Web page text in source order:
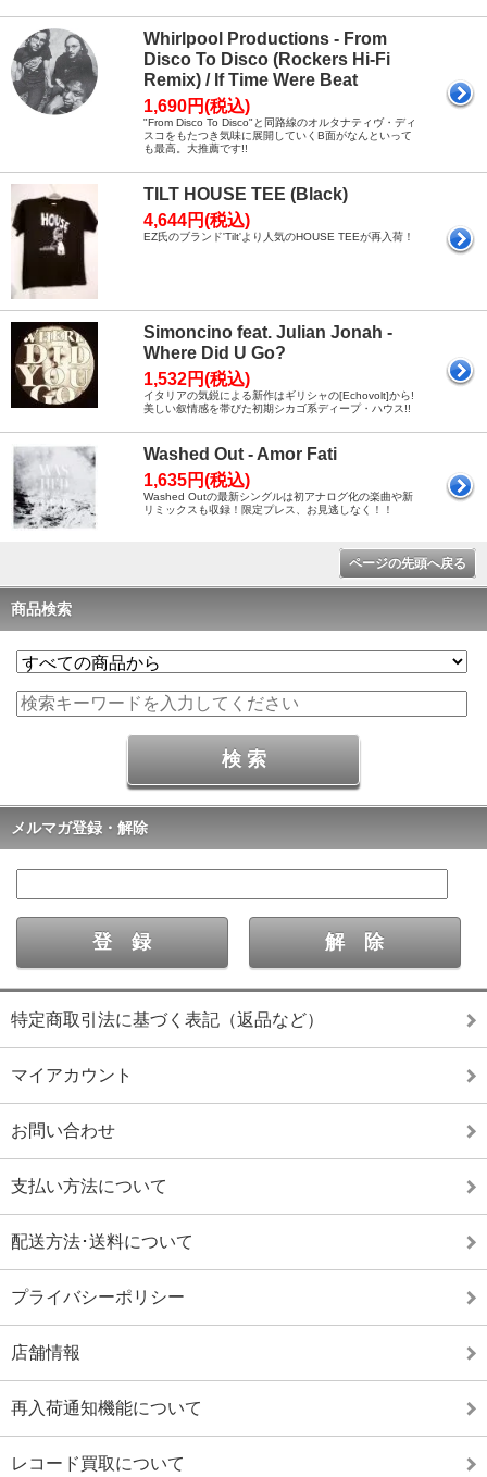
Whirlpool Productions - From
Disco To Disco (Rockers Hi-Fi
Remix) / If Time Were Beat
1,690円(税込)
"From Disco To Disco"と同路線のオルタナティヴ・ディ
スコをもたつき気味に展開していくB面がなんといって
も最高。大推薦です!!
TILT HOUSE TEE (Black)
4,644円(税込)
EZ氏のブランド'Tilt'より人気のHOUSE TEEが再入荷！
Simoncino feat. Julian Jonah -
Where Did U Go?
1,532円(税込)
イタリアの気鋭による新作はギリシャの[Echovolt]から!
美しい叙情感を帯びた初期シカゴ系ディープ・ハウス!!
Washed Out - Amor Fati
1,635円(税込)
Washed Outの最新シングルは初アナログ化の楽曲や新
リミックスも収録！限定プレス、お見逃しなく！！
ページの先頭へ戻る
商品検索
メルマガ登録・解除
特定商取引法に基づく表記（返品など）
マイアカウント
お問い合わせ
支払い方法について
配送方法･送料について
プライバシーポリシー
店舗情報
再入荷通知機能について
レコード買取について